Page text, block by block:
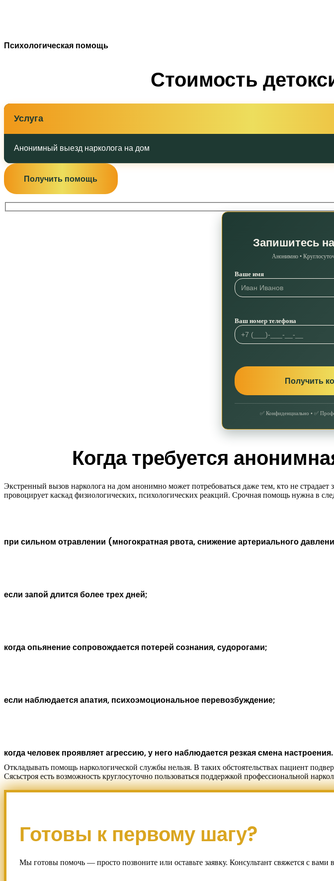
Психологическая помощь
Стоимость
Услуга
Анонимный выезд нарколога на дом
Получить помощь
Запишитесь
Анонимно •
Ваше имя
Ваш номер телефона
✅ Конфиденциально • ✅
Когда требуется
Экстренный вызов нарколога на дом анонимно может потребоваться даже тем, кто не
провоцирует каскад физиологических, психологических реакций. Срочная помощь нужна в
при сильном отравлении (многократная рвота, снижение артериального
если запой длится более трех дней;
когда опьянение сопровождается потерей сознания, судорогами;
если наблюдается апатия, психоэмоциональное перевозбуждение;
когда человек проявляет агрессию, у него наблюдается резкая смена настроения.
Откладывать помощь наркологической службы нельзя. В таких обстоятельствах пациент
Сясьстроя есть возможность круглосуточно пользоваться поддержкой профессиональной
Готовы к первому шагу?
Мы готовы помочь — просто позвоните или оставьте заявку. Консультант свяжется с